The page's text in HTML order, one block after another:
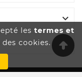
les termes et
cookies.

